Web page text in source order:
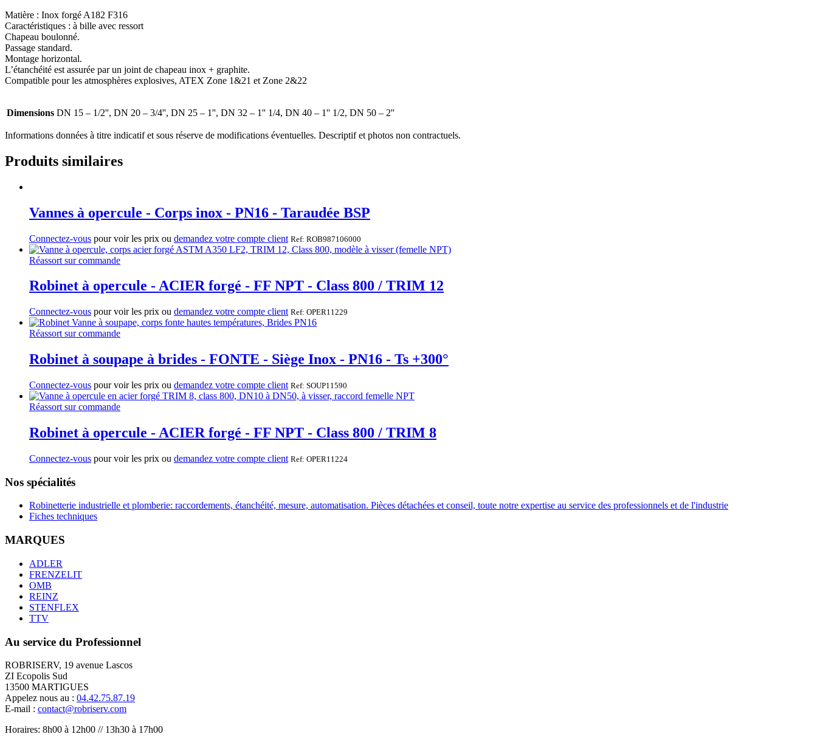
Matière : Inox forgé A182 F316
Caractéristiques : à bille avec ressort
Chapeau boulonné.
Passage standard.
Montage horizontal.
L’étanchéité est assurée par un joint de chapeau inox + graphite.
Compatible pour les atmosphères explosives, ATEX Zone 1&21 et Zone 2&22
Dimensions DN 15 – 1/2'', DN 20 – 3/4'', DN 25 – 1'', DN 32 – 1'' 1/4, DN 40 – 1'' 1/2, DN 50 – 2''
Informations données à titre indicatif et sous réserve de modifications éventuelles. Descriptif et photos non contractuels.
Produits similaires
Vannes à opercule - Corps inox - PN16 - Taraudée BSP
Connectez-vous pour voir les prix ou demandez votre compte client Ref: ROB987106000
Réassort sur commande
Robinet à opercule - ACIER forgé - FF NPT - Class 800 / TRIM 12
Connectez-vous pour voir les prix ou demandez votre compte client Ref: OPER11229
Réassort sur commande
Robinet à soupape à brides - FONTE - Siège Inox - PN16 - Ts +300°
Connectez-vous pour voir les prix ou demandez votre compte client Ref: SOUP11590
Réassort sur commande
Robinet à opercule - ACIER forgé - FF NPT - Class 800 / TRIM 8
Connectez-vous pour voir les prix ou demandez votre compte client Ref: OPER11224
Nos spécialités
Robinetterie industrielle et plomberie: raccordements, étanchéité, mesure, automatisation. Pièces détachées et conseil, toute notre expertise au service des professionnels et de l'industrie
Fiches techniques
MARQUES
ADLER
FRENZELIT
OMB
REINZ
STENFLEX
TTV
Au service du Professionnel
ROBRISERV, 19 avenue Lascos
ZI Ecopolis Sud
13500 MARTIGUES
Appelez nous au : 04.42.75.87.19
E-mail : contact@robriserv.com
Horaires: 8h00 à 12h00 // 13h30 à 17h00